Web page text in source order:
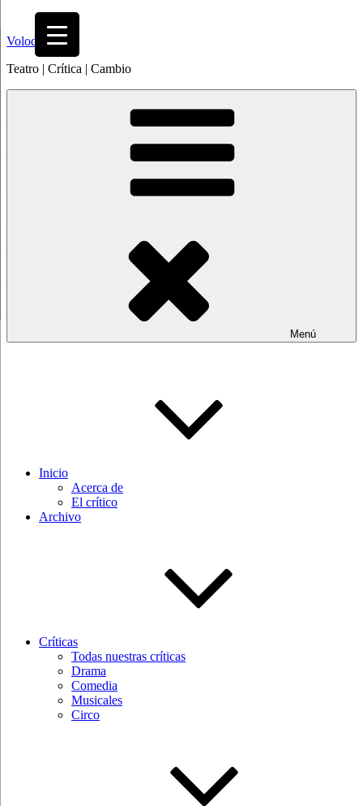
contenido
Volodia
Teatro | Crítica | Cambio
Menú
Inicio
Acerca de
El crítico
Archivo
Críticas
Todas nuestras críticas
Drama
Comedia
Musicales
Circo